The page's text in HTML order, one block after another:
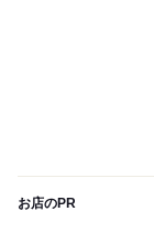
お店のPR